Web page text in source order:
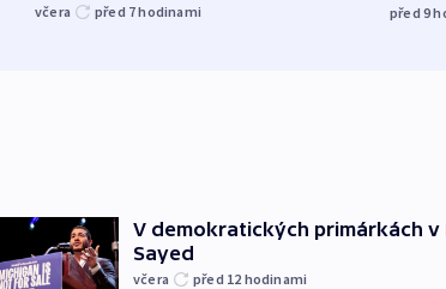
včera před 7hodinami před 9
V demokratických primárkách v
Sayed
včera před 12 hodinami